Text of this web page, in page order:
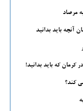
مرصاد
آنچه باید بدانید
کرمان که باید بدانید!
کند؟